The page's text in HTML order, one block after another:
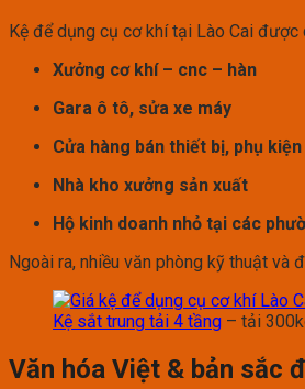
Kệ để dụng cụ cơ khí tại Lào Cai được
Xưởng cơ khí – cnc – hàn
Gara ô tô, sửa xe máy
Cửa hàng bán thiết bị, phụ
Nhà kho xưởng sản xuất
Hộ kinh doanh nhỏ tại các
Ngoài ra, nhiều văn phòng kỹ thuật
Kệ sắt trung tải 4 tầng – tải
Văn hóa Việt & bản sắc